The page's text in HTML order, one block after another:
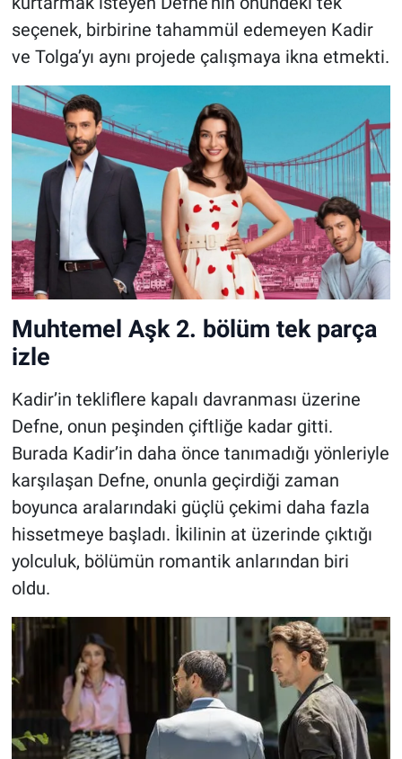
seçenek, birbirine tahammül edemeyen Kadir
ve Tolga’yı aynı projede çalışmaya ikna etmekti.
Muhtemel Aşk 2. bölüm tek parça
izle
Kadir’in tekliflere kapalı davranması üzerine
Defne, onun peşinden çiftliğe kadar gitti.
Burada Kadir’in daha önce tanımadığı yönleriyle
karşılaşan Defne, onunla geçirdiği zaman
boyunca aralarındaki güçlü çekimi daha fazla
hissetmeye başladı. İkilinin at üzerinde çıktığı
yolculuk, bölümün romantik anlarından biri
oldu.